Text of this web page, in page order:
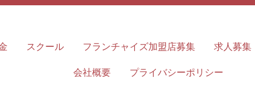
スクール フランチャイズ加盟店募集 求人募集
会社概要
プライバシーポリシー